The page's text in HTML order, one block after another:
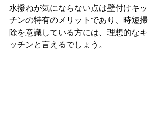
水撥ねが気にならない点は壁付けキッ
チンの特有のメリットであり、時短掃
除を意識している方には、理想的なキ
ッチンと言えるでしょう。